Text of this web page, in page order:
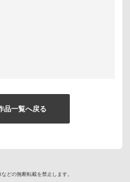
品一覧へ戻る
どの無断転載を禁止します。